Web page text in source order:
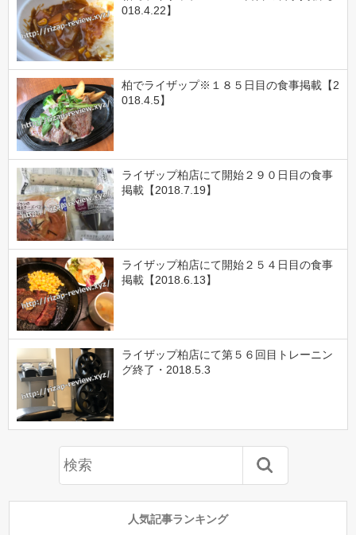
018.4.22】
柏でライザップ※１８５日目の食事掲載【2
018.4.5】
ライザップ柏店にて開始２９０日目の食事
掲載【2018.7.19】
ライザップ柏店にて開始２５４日目の食事
掲載【2018.6.13】
ライザップ柏店にて第５６回目トレーニン
グ終了・2018.5.3
人気記事ランキング